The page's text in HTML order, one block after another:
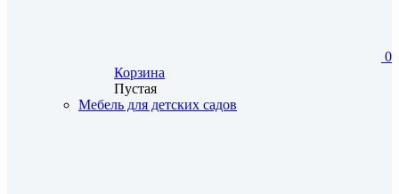
0
Корзина
Пустая
Мебель для детских садов